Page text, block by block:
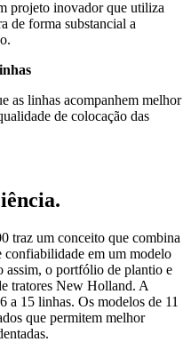
projeto inovador que utiliza
de forma substancial a
as linhas acompanhem melhor
de colocação das
traz um conceito que combina
confiabilidade em um modelo
assim, o portfólio de plantio e
tratores New Holland. A
a 15 linhas. Os modelos de 11
que permitem melhor